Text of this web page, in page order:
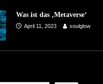
Was ist das ‚Metaverse‘
April 11, 2023 soulglow